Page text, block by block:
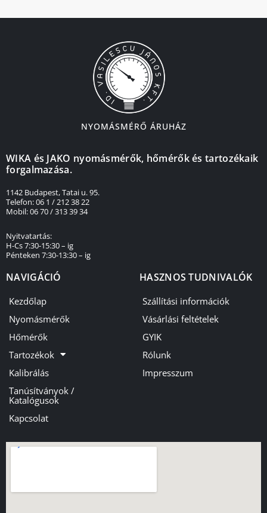
NYOMÁSMÉRŐ ÁRUHÁZ
WIKA és JAKO nyomásmérők, hőmérők és tartozékaik
forgalmazása.
1142 Budapest, Tatai u. 95.
Telefon: 06 1 / 212 38 22
Mobil: 06 70 / 313 39 34
Nyitvatartás:
H-Cs 7:30-15:30 – ig
Pénteken 7:30-13:30 – ig
NAVIGÁCIÓ
Kezdőlap
Nyomásmérők
Hőmérők
Tartozékok
Kalibrálás
Tanúsítványok /
Katalógusok
Kapcsolat
HASZNOS TUDNIVALÓK
Szállítási információk
Vásárlási feltételek
GYIK
Rólunk
Impresszum